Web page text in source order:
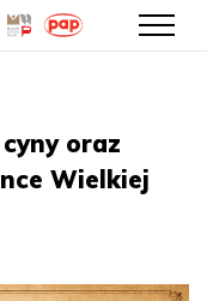
oraz
Wielkiej